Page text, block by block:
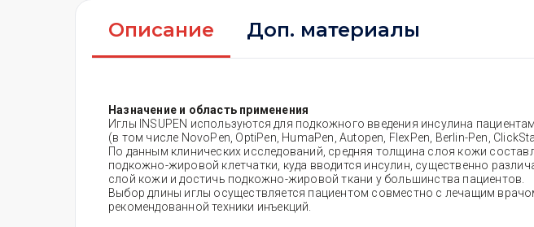
Описание Доп. материалы
Назначение и область применения
Иглы INSUPEN используются для подкожного введения инсулина
(в том числе NovoPen, OptiPen, HumaPen, Autopen, FlexPen, Berlin-Pen,
По данным клинических исследований, средняя толщина слоя кожи
подкожно-жировой клетчатки, куда вводится инсулин, существенно
слой кожи и достичь подкожно-жировой ткани у большинства пациентов.
Выбор длины иглы осуществляется пациентом совместно с лечащим
рекомендованной техники инъекций.